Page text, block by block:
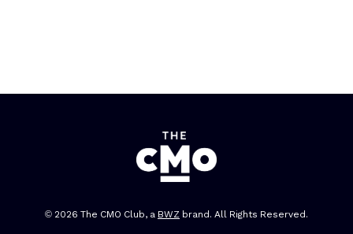
© 2026 The CMO Club, a BWZ Opens new window
brand. All Rights Reserved.